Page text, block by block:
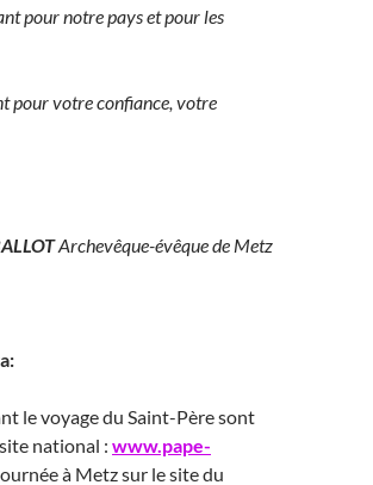
pour notre pays et pour les
pour votre confiance, votre
Archevêque-évêque de Metz
le voyage du Saint-Père sont
national : www.pape-
à Metz sur le site du